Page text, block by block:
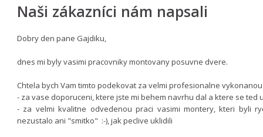
Naši zákazníci nám napsali
Dobry den pane Gajdiku,
dnes mi byly vasimi pracovniky montovany posuvne dvere.
Chtela bych Vam timto podekovat za velmi profesionalne
- za vase doporuceni, ktere jste mi behem navrhu dal a ktere se ted
- za velmi kvalitne odvedenou praci vasimi montery, kteri byli
nezustalo ani "smitko" :-), jak peclive uklidili